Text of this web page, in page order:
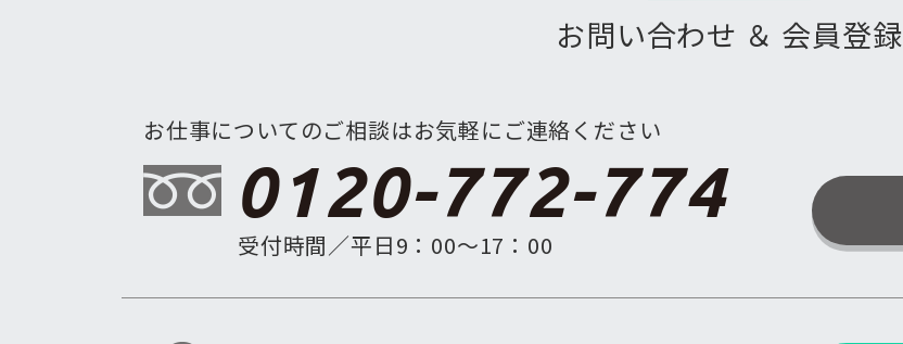
お問い合わせ ＆ 会員登録
お仕事についてのご相談はお気軽にご連絡ください
0120-772-774
受付時間／平日9：00〜17：00